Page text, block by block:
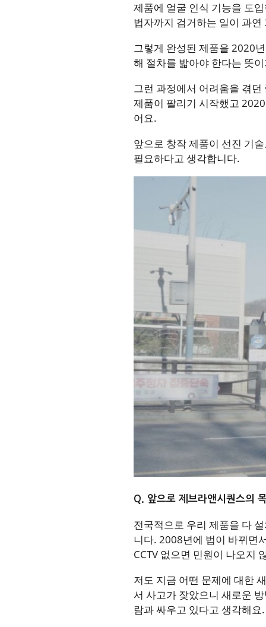
제품에 얼굴 인식 기능을 도
법자까지 검거하는 일이 과
그렇게 완성된 제품을 2020
해 절차를 밟아야 한다는 뜻
그런 과정에서 어려움을 겪
제품이 팔리기 시작했고
어요.
앞으로 창작 제품이 선진 기
필요하다고 생각합니다.
Q. 앞으로 제브라앤시퀀스의
전국적으로 우리 제품을 다
니다. 2008년에 법이 바뀌면
CCTV 없으면 민원이 나오지
저도 지금 어떤 문제에 대한
서 사고가 잦았으니 새로운
람과 싸우고 있다고 생각해